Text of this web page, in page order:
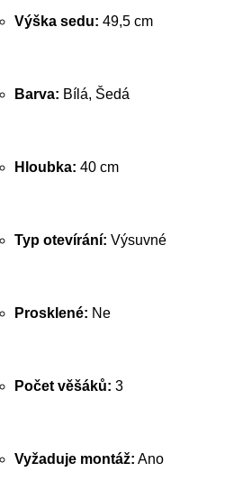
Výška sedu: 49,5 cm
Barva: Bílá, Šedá
Hloubka: 40 cm
Typ otevírání: Výsuvné
Prosklené: Ne
Počet věšáků: 3
Vyžaduje montáž: Ano